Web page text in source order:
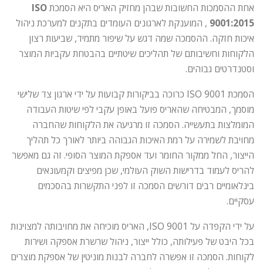
אחת ההסמכות החשובות שבהן מחזיק האריס היא הסמכתISO
9001:2015 , המוענקת לארגונים העומדים בתקנים למערכת ניהול
איכות חזקה. ההסמכה שמה דגש על שיפור מתמיד, שביעות רצון
הלקוחות וחשיבותם של תהליכים שיטתיים בהבטחת עקביות המוצר
וסטנדרטים גבוהים.
הסמכת ISO 9001 כרוכה בביקורות קבועות על ידי ארגון צד שלישי
מוסמך, המבטיחה שהאריס פועל באופן עקבי לפי שיטות העבודה
המומלצות בתעשייה. הסמכה זו מרגיעה את הלקוחות שהחברה
מחויבת לשמירה על רמת האיכות הגבוהה ביותר לאורך כל תהליך
הייצור, החל ממקור החומר ועד אספקת המוצר הסופי. זה גם מאפשר
להריס לעמוד בדרישות השוק העולמי, שכן מפיצים וקמעונאים
בינלאומיים רבים דורשים הסמכה זו לפני התקשרות בהסכמים
עסקיים.
על ידי הקפדה על ISO 9001, האריס מוכיחה את מחויבותה למצוינות
בכל היבט של פעילותה, כולל ייצור, ניהול שרשרת אספקה ​​ושירות
לקוחות. הסמכה זו אפשרה לחברה לבנות מוניטין של אספקת מוצרים